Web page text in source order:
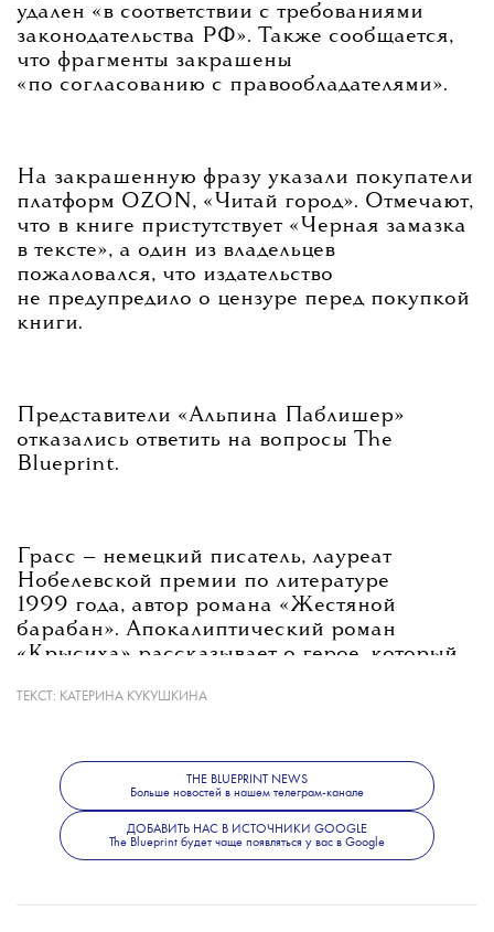
удален «в соответствии с требованиями
законодательства РФ». Также сообщается,
что фрагменты закрашены
«по согласованию с правообладателями».
На закрашенную фразу указали покупатели
платформ OZON, «Читай город». Отмечают,
что в книге пристутствует «Черная замазка
в тексте», а один из владельцев
пожаловался, что издательство
не предупредило о цензуре перед покупкой
книги.
Представители «Альпина Паблишер»
отказались ответить на вопросы The
Blueprint.
Грасс — немецкий писатель, лауреат
Нобелевской премии по литературе
1999 года, автор романа «Жестяной
барабан». Апокалиптический роман
«Крысиха» рассказывает о герое, который
гибели человечества. Книга впервые вышла
Последние месяцы книжная индустрия
ТЕКСТ: КАТЕРИНА КУКУШКИНА
THE BLUEPRINT NEWS
Больше новостей в нашем телеграм-канале
ДОБАВИТЬ НАС В ИСТОЧНИКИ GOOGLE
The Blueprint будет чаще появляться у вас в Google